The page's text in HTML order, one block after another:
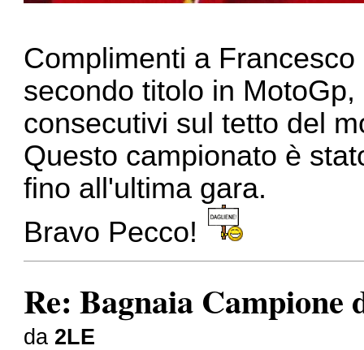
Complimenti a
secondo titolo in
consecutivi sul tetto del
Questo campionato è
fino all'ultima gara.
Bravo Pecco!
Re: Bagnaia Campione
da 2LE